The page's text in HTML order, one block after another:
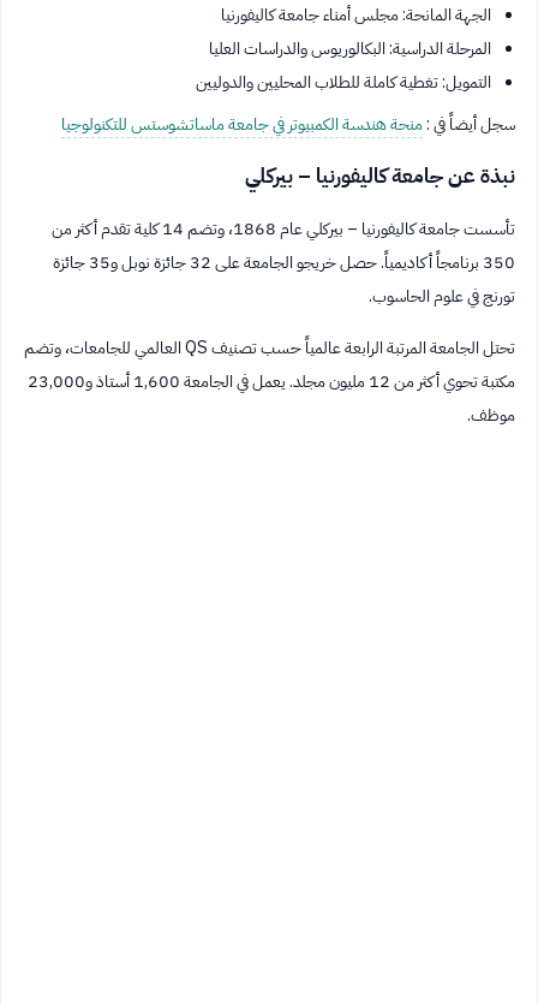
الجهة المانحة: مجلس أمناء جامعة كاليفورنيا
المرحلة الدراسية: البكالوريوس والدراسات العليا
التمويل: تغطية كاملة للطلاب المحليين والدوليين
سجل أيضاً في :منحة هندسة الكمبيوتر في جامعة ماساتشوستس للتكنولوجيا
نبذة عن جامعة كاليفورنيا – بيركلي
تأسست جامعة كاليفورنيا – بيركلي عام 1868، وتضم 14 كلية تقدم أكثر من
350 برنامجاً أكاديمياً. حصل خريجو الجامعة على 32 جائزة نوبل و35 جائزة
تورنج في علوم الحاسوب.
تحتل الجامعة المرتبة الرابعة عالمياً حسب تصنيف QS العالمي للجامعات، وتضم
مكتبة تحوي أكثر من 12 مليون مجلد. يعمل في الجامعة 1,600 أستاذ و23,000
موظف.